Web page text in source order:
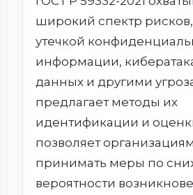
широкий спектр
утечкой
информации,
данных и другими
предлагает методы их
идентификации и
позволяет
принимать меры по
вероятности